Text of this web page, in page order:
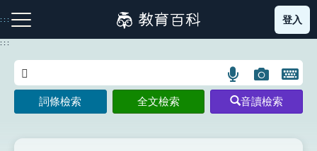
到
主
:::
注音索引圖示 筆畫索引圖示 部首索引表圖示
登入
:::
語
言
搜
圖
片
搜
開
鍵
圖
詞條檢索 全文檢索 音讀檢索